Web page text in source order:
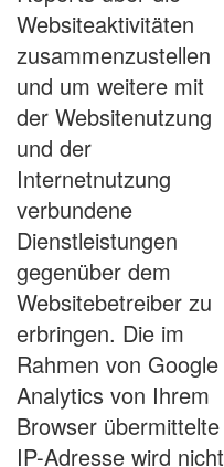
Websiteaktivitäten
zusammenzustellen
und um weitere mit
der Websitenutzung
und der
Internetnutzung
verbundene
Dienstleistungen
gegenüber dem
Websitebetreiber zu
erbringen. Die im
Rahmen von Google
Analytics von Ihrem
Browser übermittelte
IP-Adresse wird nicht